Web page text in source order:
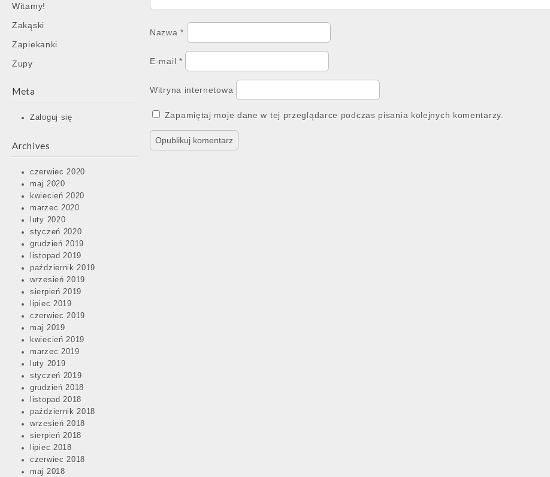
Witamy!
Zakąski
Zapiekanki
Zupy
Meta
Zaloguj się
Archives
czerwiec 2020
maj 2020
kwiecień 2020
marzec 2020
luty 2020
styczeń 2020
grudzień 2019
listopad 2019
październik 2019
wrzesień 2019
sierpień 2019
lipiec 2019
czerwiec 2019
maj 2019
kwiecień 2019
marzec 2019
luty 2019
styczeń 2019
grudzień 2018
listopad 2018
październik 2018
wrzesień 2018
sierpień 2018
lipiec 2018
czerwiec 2018
maj 2018
Nazwa*
E-mail *
Witryna internetowa
Zapamiętaj moje dane w tej przeglądarce podczas pisania kolejnych komentarzy.